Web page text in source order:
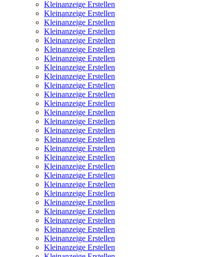
Kleinanzeige Erstellen
Kleinanzeige Erstellen
Kleinanzeige Erstellen
Kleinanzeige Erstellen
Kleinanzeige Erstellen
Kleinanzeige Erstellen
Kleinanzeige Erstellen
Kleinanzeige Erstellen
Kleinanzeige Erstellen
Kleinanzeige Erstellen
Kleinanzeige Erstellen
Kleinanzeige Erstellen
Kleinanzeige Erstellen
Kleinanzeige Erstellen
Kleinanzeige Erstellen
Kleinanzeige Erstellen
Kleinanzeige Erstellen
Kleinanzeige Erstellen
Kleinanzeige Erstellen
Kleinanzeige Erstellen
Kleinanzeige Erstellen
Kleinanzeige Erstellen
Kleinanzeige Erstellen
Kleinanzeige Erstellen
Kleinanzeige Erstellen
Kleinanzeige Erstellen
Kleinanzeige Erstellen
Kleinanzeige Erstellen